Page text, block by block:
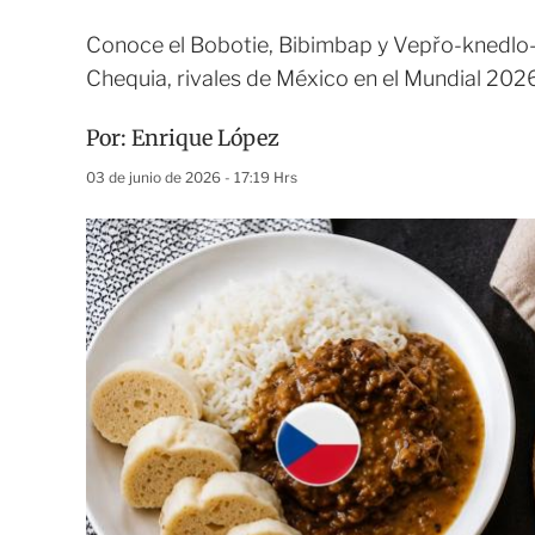
Conoce el Bobotie, Bibimbap y Vepřo-
Chequia, rivales de México en el Mundial
Por: Enrique López
03 de junio de 2026 - 17:19 Hrs